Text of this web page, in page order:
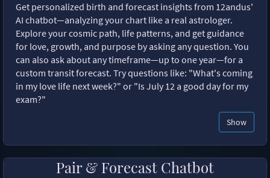
Get personalized birth and forecast insights from 12andus'
AI chatbot—analyzing your chart like a real astrologer.
Explore your cosmic path, life patterns, and get guidance
for love, growth, and purpose by asking any question. You
can also ask about any timeframe—up to one year—for a
custom transit forecast. Try questions like: "What's coming
in my love life next week?" or "Is July 12 a good day for my
exam?"
Show
Pair & Forecast Chatbot